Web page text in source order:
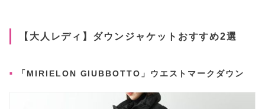
【大人レディ】ダウンジャケットおすすめ2選
「MIRIELON GIUBBOTTO」ウエストマークダウン